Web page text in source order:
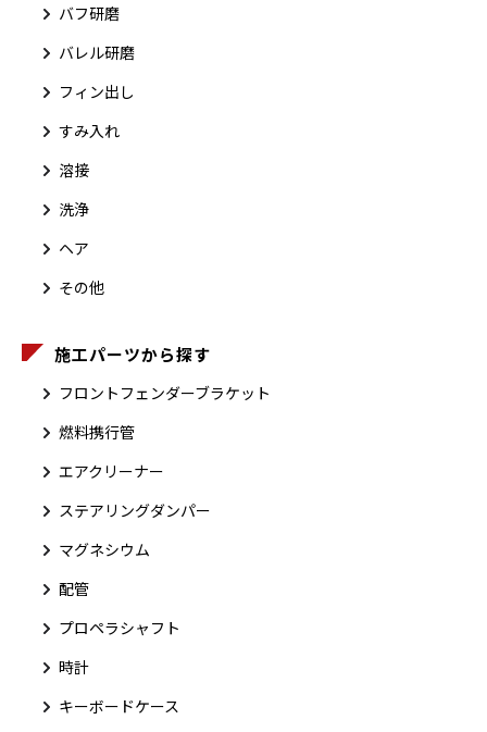
バフ研磨
バレル研磨
フィン出し
すみ入れ
溶接
洗浄
ヘア
その他
施工パーツから探す
フロントフェンダーブラケット
燃料携行管
エアクリーナー
ステアリングダンパー
マグネシウム
配管
プロペラシャフト
時計
キーボードケース